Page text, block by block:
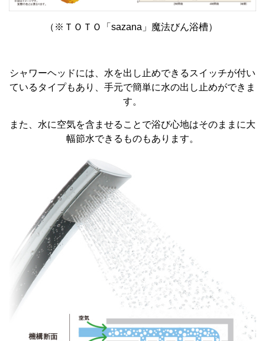
（※ＴＯＴＯ「sazana」魔法びん浴槽）
シャワーヘッドには、水を出し止めできるスイッチが付い
ているタイプもあり、手元で簡単に水の出し止めができま
す。
また、水に空気を含ませることで浴び心地はそのままに大
幅節水できるものもあります。